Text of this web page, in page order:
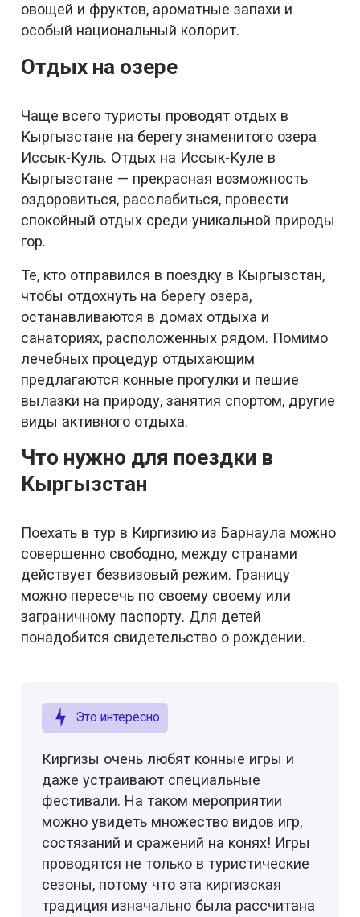
овощей и фруктов, ароматные запахи и
особый национальный колорит.
Отдых на озере
Чаще всего туристы проводят отдых в
Кыргызстане на берегу знаменитого озера
Иссык-Куль. Отдых на Иссык-Куле в
Кыргызстане — прекрасная возможность
оздоровиться, расслабиться, провести
спокойный отдых среди уникальной природы
гор.
Те, кто отправился в поездку в Кыргызстан,
чтобы отдохнуть на берегу озера,
останавливаются в домах отдыха и
санаториях, расположенных рядом. Помимо
лечебных процедур отдыхающим
предлагаются конные прогулки и пешие
вылазки на природу, занятия спортом, другие
виды активного отдыха.
Что нужно для поездки в
Кыргызстан
Поехать в тур в Киргизию из Барнаула можно
совершенно свободно, между странами
действует безвизовый режим. Границу
можно пересечь по своему своему или
заграничному паспорту. Для детей
понадобится свидетельство о рождении.
Это интересно
Киргизы очень любят конные игры и
даже устраивают специальные
фестивали. На таком мероприятии
можно увидеть множество видов игр,
состязаний и сражений на конях! Игры
проводятся не только в туристические
сезоны, потому что эта киргизская
традиция изначально была рассчитана